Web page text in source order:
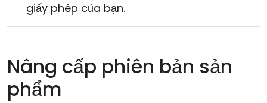
giấy phép của bạn.
Nâng cấp phiên bản sản
phẩm